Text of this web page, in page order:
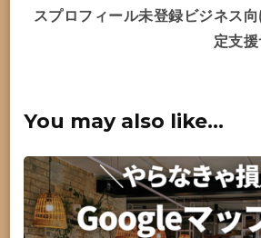
スプロフィール未登録ビジネス
定支援
You may also like...